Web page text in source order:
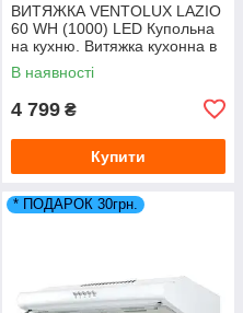
ВИТЯЖКА VENTOLUX LAZIO
60 WH (1000) LED Купольна
на кухню. Витяжка кухонна в
Україні. *ЗНИЖКА В ОПИСІ.
В наявності
4 799 ₴
Купити
* ПОДАРОК 30грн.